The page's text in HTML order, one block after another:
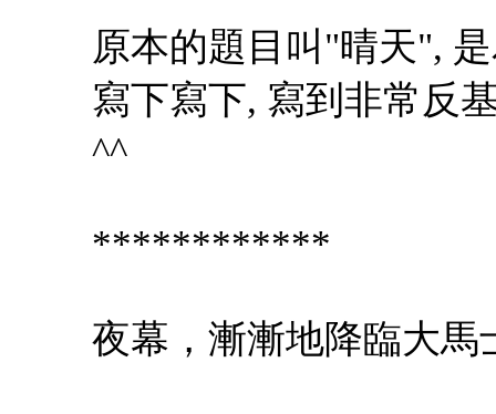
原本的題目叫"晴天",
寫下寫下, 寫到非常反
^^
************
夜幕，漸漸地降臨大馬